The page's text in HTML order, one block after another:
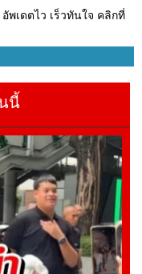
พเดตไว เร็วทันใจ คลิกที่
นี้